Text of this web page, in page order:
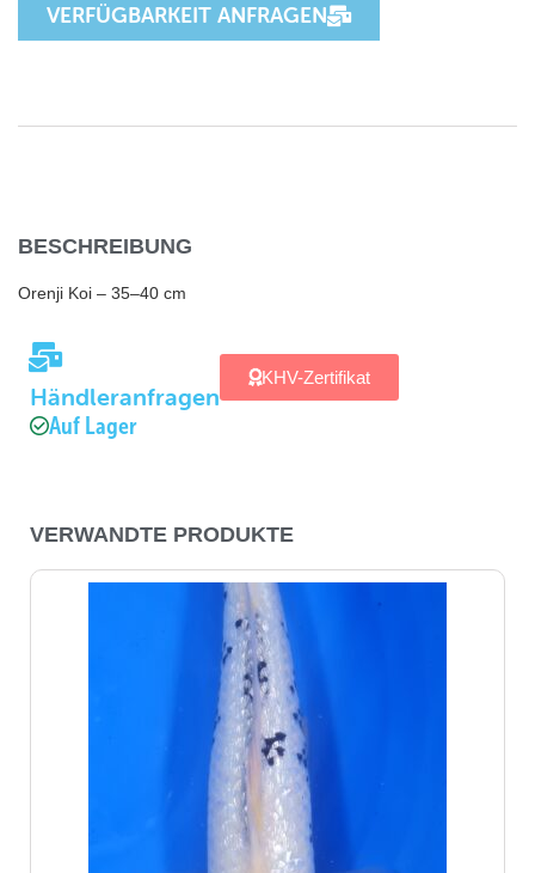
VERFÜGBARKEIT ANFRAGEN
BESCHREIBUNG
Orenji Koi – 35–40 cm
Händleranfragen
KHV-Zertifikat
Auf Lager
VERWANDTE PRODUKTE